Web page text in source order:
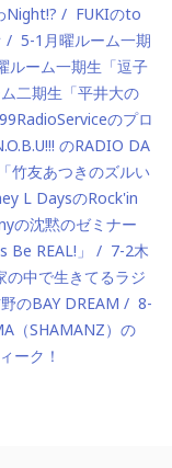
Night!?
FUKIのto
5-1月曜ルーム一期
ルーム一期生「逗子
二期生「平井大の
のプロ
のRADIO DA
竹友あつきのズルい
L DaysのRock'in
の沈黙のゼミナー
REAL!」
7-2木
中で生きてるラジ
のBAY DREAM
8-
（SHAMANZ）の
ーク！